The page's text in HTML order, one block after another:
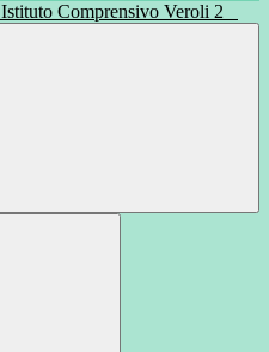
Istituto Comprensivo Veroli 2